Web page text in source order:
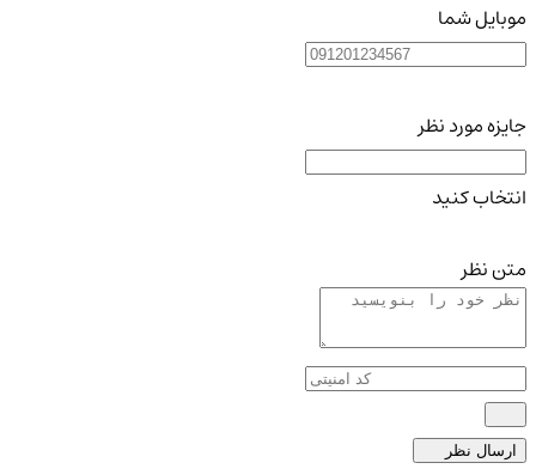
موبایل شما
جایزه مورد نظر
انتخاب کنید
متن نظر
ارسال نظر